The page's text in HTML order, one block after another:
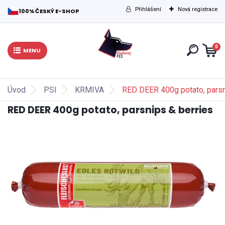
100% ČESKÝ E-SHOP Přihlášení Nová registrace
0
Úvod PSI KRMIVA RED DEER 400g potato,
RED DEER 400g potato, parsnips & berries